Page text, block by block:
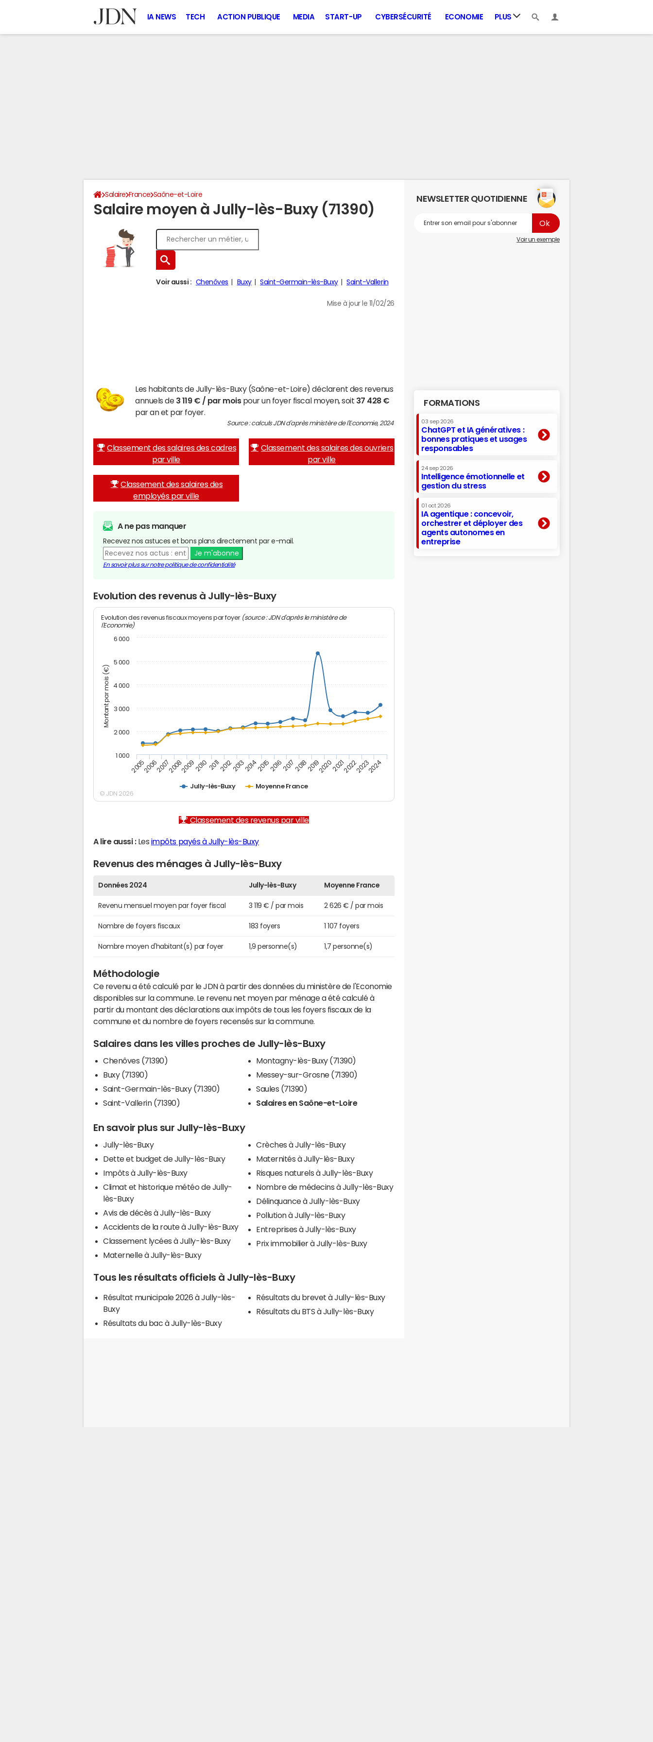
IA NEWS TECH ACTION PUBLIQUE MEDIA START-UP CYBERSÉCURITÉ ECONOMIE PLUS
Salaire France Saône-et-Loire
Salaire moyen à Jully-lès-Buxy (71390)
Voir aussi : Chenôves Buxy Saint-Germain-lès-Buxy Saint-Vallerin
Mise à jour le 11/02/26
Les habitants de Jully-lès-Buxy (Saône-et-Loire) déclarent des revenus
annuels de 3 119 € / par moispour un foyer fiscal moyen, soit 37 428 €
par an et par foyer.
Source : calculs JDN d'après ministère de l'Economie, 2024
Classement des salaires des cadres
par ville
Classement des salaires des ouvriers
par ville
Classement des salaires des
employés par ville
A ne pas manquer
Recevez nos astuces et bons plans directement par e-mail.
Je m'abonne
En savoir plus sur notre politique de confidentialité
Evolution des revenus à Jully-lès-Buxy
Montant par mois (€)
Evolution des revenus fiscaux moyens par foyer (source : JDN d'après le ministère de
l'Economie)
Jully-lès-Buxy Moyenne France
200520062007200820092010 20112012201320142015201620172018201920202021202220232024
1 000
2 000
3 000
4 000
5 000
6 000
© JDN 2026
Classement des revenus par ville
A lire aussi :Les impôts payés à Jully-lès-Buxy
Revenus des ménages à Jully-lès-Buxy
Données 2024 Jully-lès-Buxy Moyenne France
Revenu mensuel moyen par foyer fiscal 3 119 € / par mois 2 626 € / par mois
Nombre de foyers fiscaux 183 foyers 1 107 foyers
Nombre moyen d'habitant(s) par foyer 1,9 personne(s) 1,7 personne(s)
Méthodologie
Ce revenu a été calculé par le JDN à partir des données du ministère de l'Economie
disponibles sur la commune. Le revenu net moyen par ménage a été calculé à
partir du montant des déclarations aux impôts de tous les foyers fiscaux de la
commune et du nombre de foyers recensés sur la commune.
Salaires dans les villes proches de Jully-lès-Buxy
Chenôves (71390)
Buxy (71390)
Saint-Germain-lès-Buxy (71390)
Saint-Vallerin (71390)
Montagny-lès-Buxy (71390)
Messey-sur-Grosne (71390)
Saules (71390)
Salaires en Saône-et-Loire
En savoir plus sur Jully-lès-Buxy
Jully-lès-Buxy
Dette et budget de Jully-lès-Buxy
Impôts à Jully-lès-Buxy
Climat et historique météo de Jully-
lès-Buxy
Avis de décès à Jully-lès-Buxy
Accidents de la route à Jully-lès-Buxy
Classement lycées à Jully-lès-Buxy
Maternelle à Jully-lès-Buxy
Crèches à Jully-lès-Buxy
Maternités à Jully-lès-Buxy
Risques naturels à Jully-lès-Buxy
Nombre de médecins à Jully-lès-Buxy
Délinquance à Jully-lès-Buxy
Pollution à Jully-lès-Buxy
Entreprises à Jully-lès-Buxy
Prix immobilier à Jully-lès-Buxy
Tous les résultats officiels à Jully-lès-Buxy
Résultat municipale 2026 à Jully-lès-
Buxy
Résultats du bac à Jully-lès-Buxy
Résultats du brevet à Jully-lès-Buxy
Résultats du BTS à Jully-lès-Buxy
NEWSLETTER QUOTIDIENNE
Voir un exemple
FORMATIONS
03 sep 2026
ChatGPT et IA génératives :
bonnes pratiques et usages
responsables
24 sep 2026
Intelligence émotionnelle et
gestion du stress
01 oct 2026
IA agentique : concevoir,
orchestrer et déployer des
agents autonomes en
entreprise